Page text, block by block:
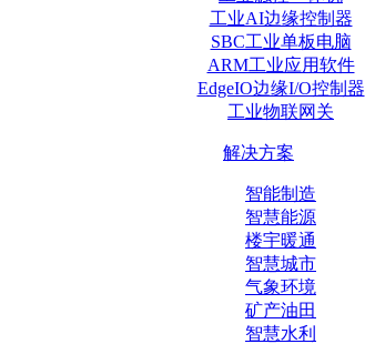
工业AI边缘控制器
SBC工业单板电脑
ARM工业应用软件
EdgeIO边缘I/O控制器
工业物联网关
解决方案
智能制造
智慧能源
楼宇暖通
智慧城市
气象环境
矿产油田
智慧水利